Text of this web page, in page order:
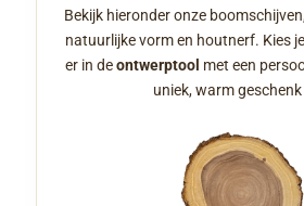
Bekijk hieronder onze
natuurlijke vorm en houtnerf. Kies
er in deontwerptool met een
uniek, warm